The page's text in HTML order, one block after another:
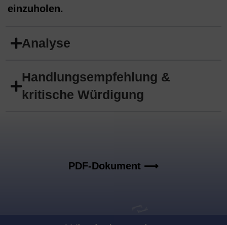
einzuholen.
Analyse
Handlungsempfehlung &
kritische Würdigung
PDF-Dokument ⟶